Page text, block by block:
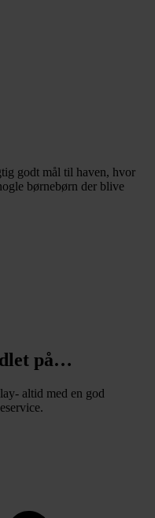
godt mål til haven, hvor
børnebørn der blive
på…
altid med en god